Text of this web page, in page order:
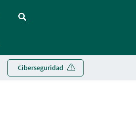
Vinculo - Buscar en la web
Ciberseguridad